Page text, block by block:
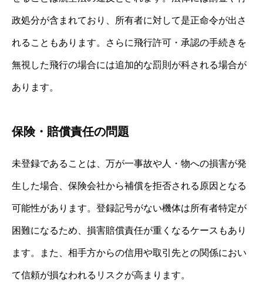
政処分が含まれており、所有者に対して是正命令が出さ
れることもあります。さらに飛行許可・承認の手続きを
無視した飛行の場合には追加的な罰則が科される場合が
あります。
保険・賠償責任の問題
未登録であることは、万が一事故や人・物への損害が発
生した場合、保険会社から補償を拒否される原因となる
可能性があります。登録記号がない機体は所有者特定が
困難になるため、損害賠償責任が重くなるケースもあり
ます。また、相手方からの信用や取引先との関係におい
て信頼が損なわれるリスクが高まります。